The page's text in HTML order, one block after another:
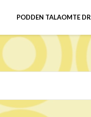
PODDEN TALAOMTE